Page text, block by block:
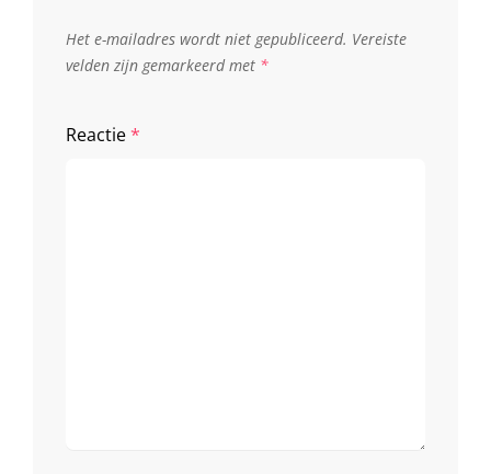
Het e-mailadres wordt niet gepubliceerd. Vereiste
velden zijn gemarkeerd met *
Reactie*